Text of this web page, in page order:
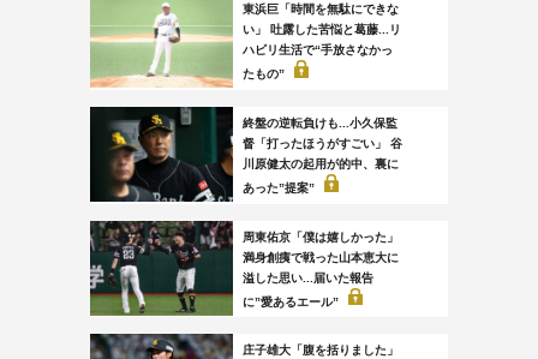
東浜巨「時間を無駄にできな
い」 吐露した苦悩と葛藤...リ
ハビリ生活で“手放さなかっ
たもの”
終盤の逆転負けも...小久保監
督「打ったほうがすごい」 谷
川原健太の起用が的中、裏に
あった”提案”
周東佑京「僕は嬉しかった」
満身創痍で戦った山本恵大に
溢した思い...届いた報告
に”愛あるエール”
庄子雄大「腹を括りました」